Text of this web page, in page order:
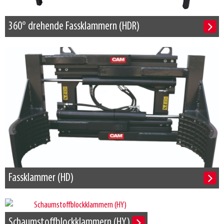
360° drehende Fassklammern (HDR)
Fassklammer (HD)